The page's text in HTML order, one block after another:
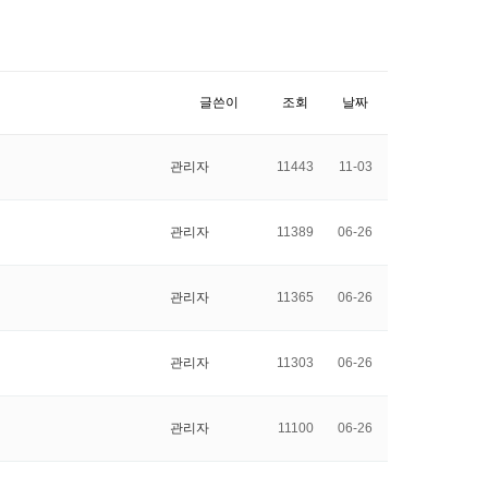
글쓴이 조회 날짜
관리자 11443 11-03
관리자 11389 06-26
관리자 11365 06-26
관리자 11303 06-26
관리자 11100 06-26